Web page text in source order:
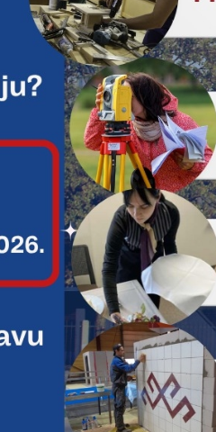
ietvaros 403. grupa apmeklēja
pils unikālo jūgendstila
lietotos terminus un
un sadarbības prasmju attīstība.
skolas soma Projekti